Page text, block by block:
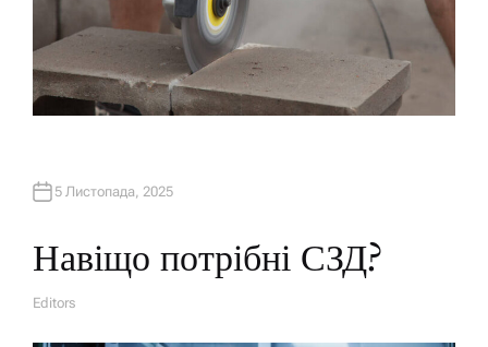
5 Листопада, 2025
Навіщо потрібні СЗД?
A
Editors